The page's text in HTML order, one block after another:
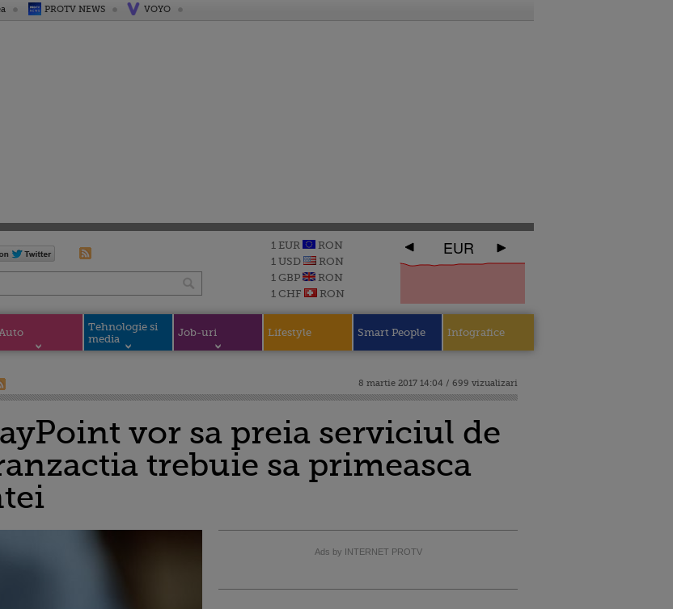
PROTV NEWS VOYO
1 EUR
RON
1 USD
RON
1 GBP
RON
1 CHF
RON
EUR
Tehnologie si
media
Job-uri Lifestyle Smart People Infografice
8 martie 2017 14:04 / 699 vizualizari
vor sa preia serviciul de
trebuie sa primeasca
Ads by INTERNET PROTV